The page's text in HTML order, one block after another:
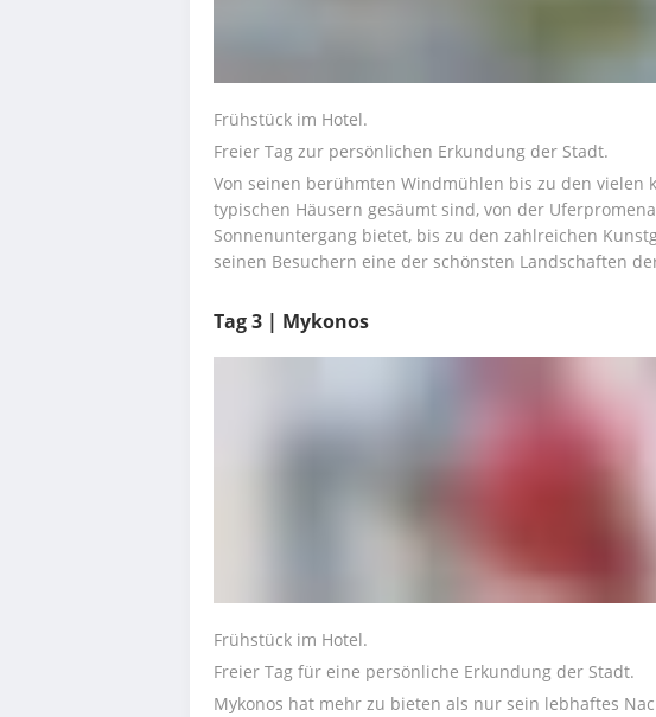
Frühstück im Hotel.
Freier Tag zur persönlichen Erkundung der Stadt.
Von seinen berühmten Windmühlen bis zu den vielen
typischen Häusern gesäumt sind, von der
Sonnenuntergang bietet, bis zu den zahlreichen
seinen Besuchern eine der schönsten Landschaften
Tag 3 | Mykonos
Frühstück im Hotel.
Freier Tag für eine persönliche Erkundung der Stadt.
Mykonos hat mehr zu bieten als nur sein lebhaftes